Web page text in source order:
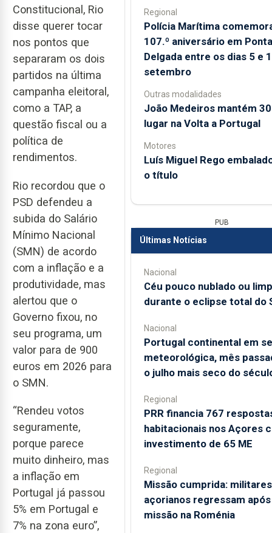
Constitucional, Rio
disse querer tocar
nos pontos que
separaram os dois
partidos na última
campanha eleitoral,
como a TAP, a
questão fiscal ou a
política de
rendimentos.
Rio recordou que o
PSD defendeu a
subida do Salário
Mínimo Nacional
(SMN) de acordo
com a inflação e a
produtividade, mas
alertou que o
Governo fixou, no
seu programa, um
valor para de 900
euros em 2026 para
o SMN.
“Rendeu votos
seguramente,
porque parece
muito dinheiro, mas
a inflação em
Portugal já passou
5% em Portugal e
7% na zona euro”,
Regional
Polícia Marítima
107.º aniversário em Ponta
Delgada entre os dias 5 e
setembro
Outras modalidades
João Medeiros mantém
lugar na Volta a Portugal
Motores
Luís Miguel Rego
o título
PUB
Últimas Notícias
Nacional
Céu pouco nublado ou
durante o eclipse total do
Nacional
Portugal continental em
meteorológica, mês
o julho mais seco do
Regional
PRR financia 767
habitacionais nos Açores
investimento de 65 ME
Regional
Missão cumprida: militares
açorianos regressam após
missão na Roménia